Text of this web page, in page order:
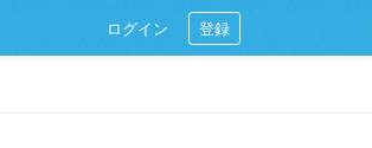
ログイン 登録